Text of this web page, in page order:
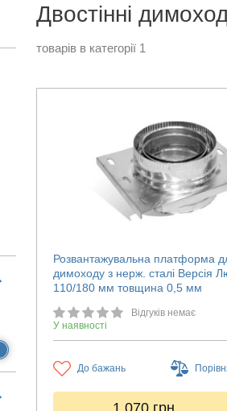
Двостінні
товарів в категорії 1
Розвантажувальна платформа
димоходу з нерж. сталі Версія
110/180 мм товщина 0,5 мм
Відгуків немає
У наявності
До бажань
1 070 грн